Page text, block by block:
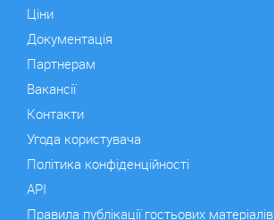
Ціни
Документація
Партнерам
Вакансії
Контакти
Угода користувача
Політика конфіденційності
API
Правила публікації гостьових матеріалів